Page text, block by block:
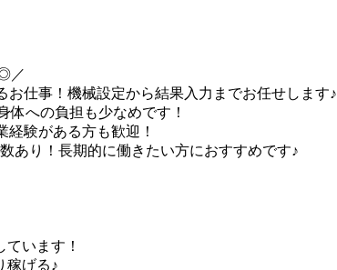
／
仕事！機械設定から結果入力までお任せします♪
への負担も少なめです！
験がある方も歓迎！
り！長期的に働きたい方におすすめです♪
います！
稼げる♪